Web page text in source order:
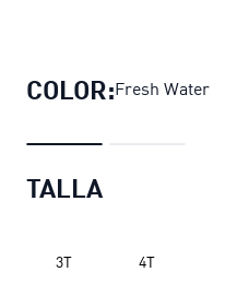
COLOR:Fresh Water
TALLA
3T 4T